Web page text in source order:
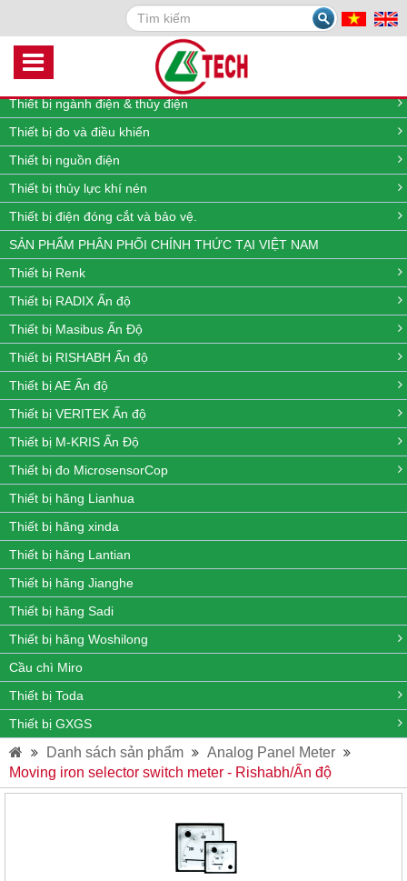
Search
DANH MỤC SẢN PHẨM
Thiết bị quan trắc môi trường online
Thiết bị đo lưu lượng, nhiệt độ, áp suất và mức
Thiết bị ngành điện & thủy điện
Thiết bị đo và điều khiển
Thiết bị nguồn điện
Thiết bị thủy lực khí nén
Thiết bị điện đóng cắt và bảo vệ.
SẢN PHẨM PHÂN PHỐI CHÍNH THỨC TẠI VIỆT NAM
Thiết bị Renk
Thiết bị RADIX Ấn độ
Thiết bị Masibus Ấn Độ
Thiết bị RISHABH Ấn độ
Thiết bị AE Ấn độ
Thiết bị VERITEK Ấn độ
Thiết bị M-KRIS Ấn Độ
Thiết bị đo MicrosensorCop
Thiết bị hãng Lianhua
Thiết bị hãng xinda
Thiết bị hãng Lantian
Thiết bị hãng Jianghe
Thiết bị hãng Sadi
Thiết bị hãng Woshilong
Cầu chì Miro
Thiết bị Toda
Thiết bị GXGS
Danh sách sản phẩm
Analog Panel Meter
Moving iron selector switch meter - Rishabh/Ấn độ